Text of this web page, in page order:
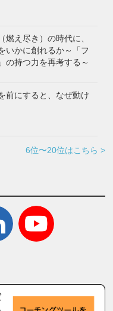
燃え尽き）の時代に、
いかに創れるか～「フ
の持つ力を再考する～
前にすると、なぜ動け
6位〜20位はこちら >